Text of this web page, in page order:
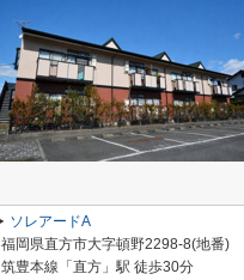
ソレアードA
福岡県直方市大字頓野2298-8(地番)
筑豊本線「直方」駅 徒歩30分